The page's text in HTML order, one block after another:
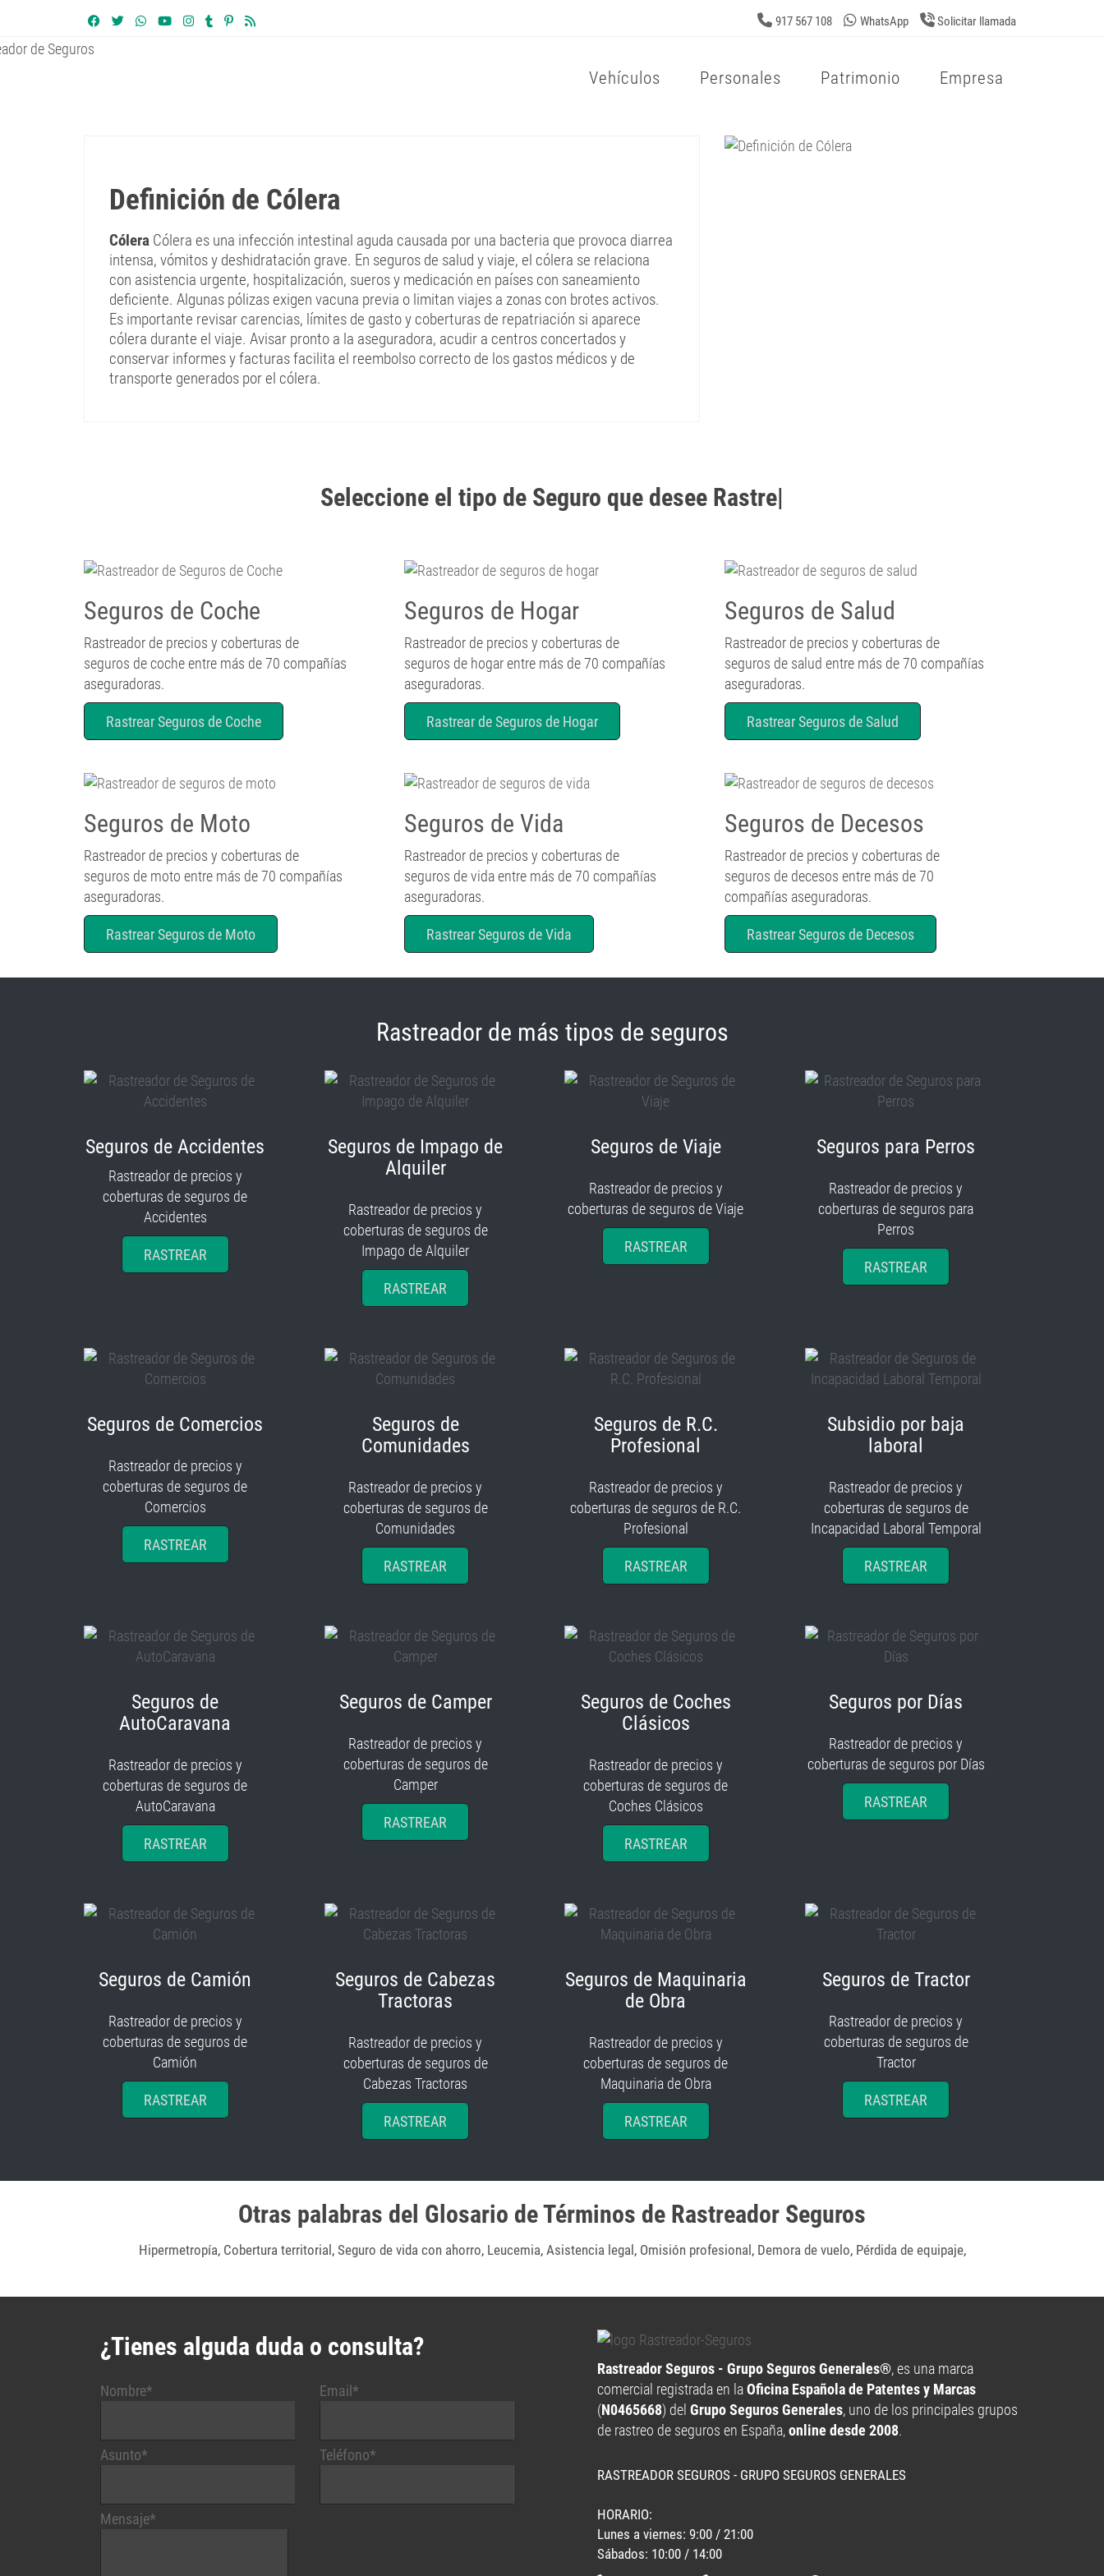
917 567 108 WhatsApp Solicitar llamada
Vehículos Personales Patrimonio Empresa
Definición de Cólera
Cólera Cólera es una infección intestinal aguda causada por una bacteria que provoca diarrea
intensa, vómitos y deshidratación grave. En seguros de salud y viaje, el cólera se relaciona
con asistencia urgente, hospitalización, sueros y medicación en países con saneamiento
deficiente. Algunas pólizas exigen vacuna previa o limitan viajes a zonas con brotes activos.
Es importante revisar carencias, límites de gasto y coberturas de repatriación si aparece
cólera durante el viaje. Avisar pronto a la aseguradora, acudir a centros concertados y
conservar informes y facturas facilita el reembolso correcto de los gastos médicos y de
transporte generados por el cólera.
Seleccione el tipo de Seguro que desee Rastrear
Seguros de Coche
Rastreador de precios y coberturas de
seguros de coche entre más de 70 compañías
aseguradoras.
Rastrear Seguros de Coche
Seguros de Hogar
Rastreador de precios y coberturas de
seguros de hogar entre más de 70 compañías
aseguradoras.
Rastrear de Seguros de Hogar
Seguros de Salud
Rastreador de precios y coberturas de
seguros de salud entre más de 70 compañías
aseguradoras.
Rastrear Seguros de Salud
Seguros de Moto
Rastreador de precios y coberturas de
seguros de moto entre más de 70 compañías
aseguradoras.
Rastrear Seguros de Moto
Seguros de Vida
Rastreador de precios y coberturas de
seguros de vida entre más de 70 compañías
aseguradoras.
Rastrear Seguros de Vida
Seguros de Decesos
Rastreador de precios y coberturas de
seguros de decesos entre más de 70
compañías aseguradoras.
Rastrear Seguros de Decesos
Rastreador de más tipos de seguros
Seguros de Accidentes
Rastreador de precios y
coberturas de seguros de
Accidentes
RASTREAR
Seguros de Impago de
Alquiler
Rastreador de precios y
coberturas de seguros de
Impago de Alquiler
RASTREAR
Seguros de Viaje
Rastreador de precios y
coberturas de seguros de Viaje
RASTREAR
Seguros para Perros
Rastreador de precios y
coberturas de seguros para
Perros
RASTREAR
Seguros de Comercios
Rastreador de precios y
coberturas de seguros de
Comercios
RASTREAR
Seguros de
Comunidades
Rastreador de precios y
coberturas de seguros de
Comunidades
RASTREAR
Seguros de R.C.
Profesional
Rastreador de precios y
coberturas de seguros de R.C.
Profesional
RASTREAR
Subsidio por baja
laboral
Rastreador de precios y
coberturas de seguros de
Incapacidad Laboral Temporal
RASTREAR
Seguros de
AutoCaravana
Rastreador de precios y
coberturas de seguros de
AutoCaravana
RASTREAR
Seguros de Camper
Rastreador de precios y
coberturas de seguros de
Camper
RASTREAR
Seguros de Coches
Clásicos
Rastreador de precios y
coberturas de seguros de
Coches Clásicos
RASTREAR
Seguros por Días
Rastreador de precios y
coberturas de seguros por Días
RASTREAR
Seguros de Camión
Rastreador de precios y
coberturas de seguros de
Camión
RASTREAR
Seguros de Cabezas
Tractoras
Rastreador de precios y
coberturas de seguros de
Cabezas Tractoras
RASTREAR
Seguros de Maquinaria
de Obra
Rastreador de precios y
coberturas de seguros de
Maquinaria de Obra
RASTREAR
Seguros de Tractor
Rastreador de precios y
coberturas de seguros de
Tractor
RASTREAR
Otras palabras del Glosario de Términos de Rastreador Seguros
Hipermetropía, Cobertura territorial , Seguro de vida con ahorro, Leucemia, Asistencia legal , Omisión profesional , Demora de vuelo, Pérdida de equipaje,
¿Tienes alguda duda o consulta?
Nombre*
Asunto*
Email*
Teléfono*
Mensaje*
Rastreador Seguros - Grupo Seguros Generales®, es una marca
comercial registrada en laOficina Española de Patentes y Marcas
(N0465668) del Grupo Seguros Generales, uno de los principales grupos
de rastreo de seguros en España,online desde 2008.
RASTREADOR SEGUROS - GRUPO SEGUROS GENERALES
HORARIO:
Lunes a viernes: 9:00 / 21:00
Sábados: 10:00 / 14:00